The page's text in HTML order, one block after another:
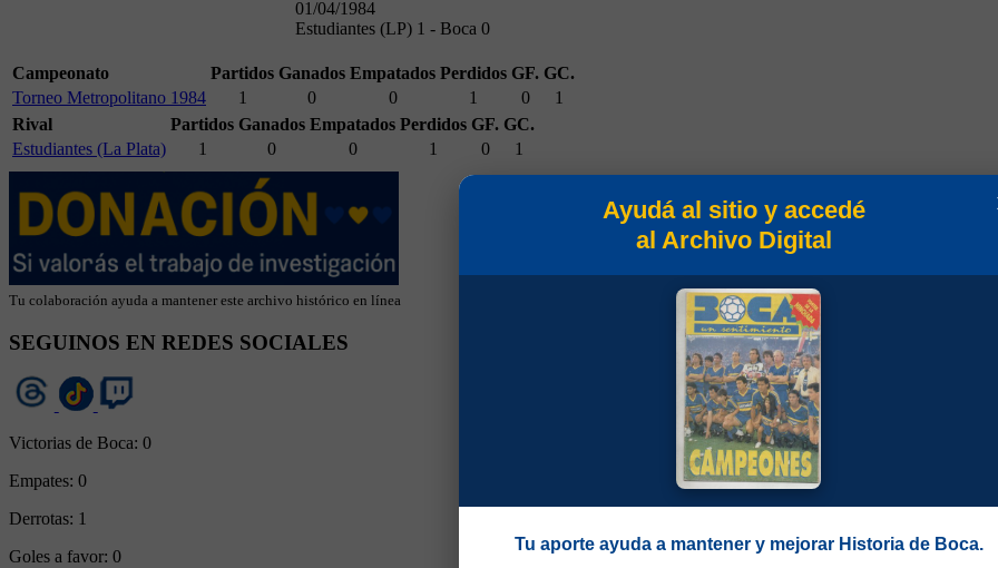
01/04/1984
Estudiantes (LP) 1 - Boca 0
Campeonato Partidos Ganados Empatados Perdidos GF. GC.
Torneo Metropolitano 1984
1 0 0 1 0
1
Rival
Partidos Ganados Empatados Perdidos GF. GC.
Estudiantes (La Plata)
1 0 0 1 0 1
Tu colaboración ayuda a mantener este archivo histórico en línea
SEGUINOS EN REDES SOCIALES
Victorias de Boca: 0
Empates: 0
Derrotas: 1
Goles a favor: 0
Ayudá al sitio y accedé
al Archivo Digital
Tu aporte ayuda a mantener y mejorar Historia de Boca.